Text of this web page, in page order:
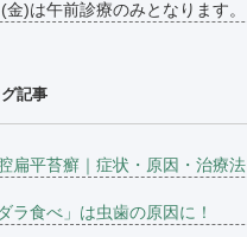
)は午前診療のみとなります。
記事
扁平苔癬｜症状・原因・治療法
ラ食べ」は虫歯の原因に！